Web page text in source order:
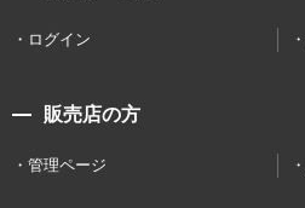
ログイン
販売店の方
管理ページ